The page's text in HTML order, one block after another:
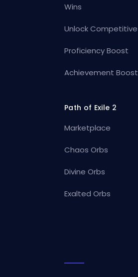
Wins
Unlock Competitive
Proficiency Boost
Achievement Boost
Path of Exile 2
Marketplace
Chaos Orbs
Divine Orbs
Exalted Orbs